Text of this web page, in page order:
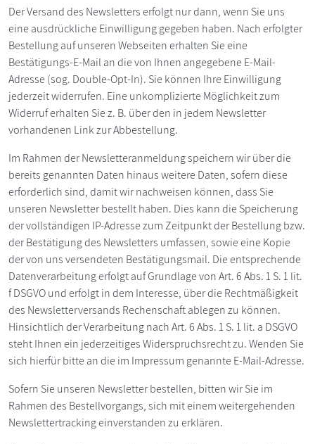
Der Versand des Newsletters erfolgt nur dann, wenn Sie uns
eine ausdrückliche Einwilligung gegeben haben. Nach erfolgter
Bestellung auf unseren Webseiten erhalten Sie eine
Bestätigungs-E-Mail an die von Ihnen angegebene E-Mail-
Adresse (sog. Double-Opt-In). Sie können Ihre Einwilligung
jederzeit widerrufen. Eine unkomplizierte Möglichkeit zum
Widerruf erhalten Sie z. B. über den in jedem Newsletter
vorhandenen Link zur Abbestellung.
Im Rahmen der Newsletteranmeldung speichern wir über die
bereits genannten Daten hinaus weitere Daten, sofern diese
erforderlich sind, damit wir nachweisen können, dass Sie
unseren Newsletter bestellt haben. Dies kann die Speicherung
der vollständigen IP-Adresse zum Zeitpunkt der Bestellung bzw.
der Bestätigung des Newsletters umfassen, sowie eine Kopie
der von uns versendeten Bestätigungsmail. Die entsprechende
Datenverarbeitung erfolgt auf Grundlage von Art. 6 Abs. 1 S. 1 lit.
f DSGVO und erfolgt in dem Interesse, über die Rechtmäßigkeit
des Newsletterversands Rechenschaft ablegen zu können.
Hinsichtlich der Verarbeitung nach Art. 6 Abs. 1 S. 1 lit. a DSGVO
steht Ihnen ein jederzeitiges Widerspruchsrecht zu. Wenden Sie
sich hierfür bitte an die im Impressum genannte E-Mail-Adresse.
Sofern Sie unseren Newsletter bestellen, bitten wir Sie im
Rahmen des Bestellvorgangs, sich mit einem weitergehenden
Newslettertracking einverstanden zu erklären.